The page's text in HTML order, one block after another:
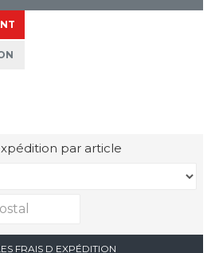
par article
FRAIS D EXPÉDITION